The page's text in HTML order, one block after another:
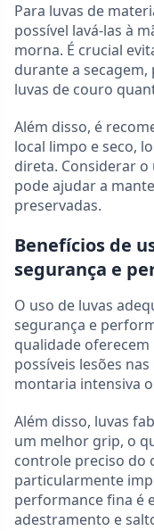
Para luvas de
possível lavá-las à
morna. É crucial
durante a
luvas de couro
Além disso, é
local limpo e seco,
direta. Considerar
pode ajudar a
preservadas.
Benefícios de
segurança e
O uso de luvas
segurança e
qualidade
possíveis lesões
montaria intensiva
Além disso, luvas
um melhor grip, o
controle preciso do
particularmente
performance fina é
adestramento e